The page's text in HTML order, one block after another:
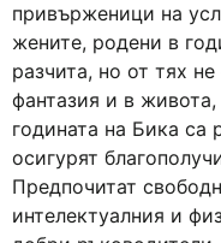
привърженици на
жените, родени в
разчита, но от тях
фантазия и в
годината на Бика са
осигурят
Предпочитат
интелектуалния и